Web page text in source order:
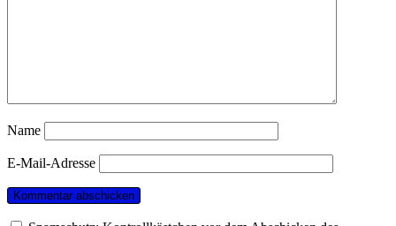
Name
E-Mail-Adresse